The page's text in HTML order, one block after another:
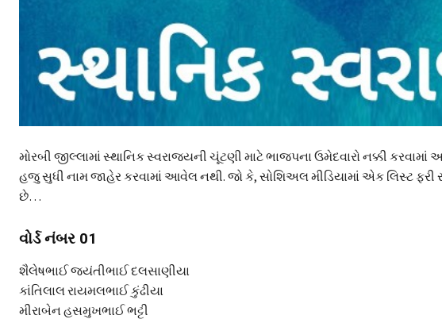
મોરબી જીલ્લામાં સ્થાનિક સ્વરાજ્યની ચૂંટણી માટે ભાજપના ઉમેદવારો નક્કી કરવામાં
હજુ સુધી નામ જાહેર કરવામાં આવેલ નથી. જો કે, સોશિઅલ મીડિયામાં એક લિસ્ટ ફરી
છે…
વોર્ડ નંબર 01
શૈલેષભાઈ જયંતીભાઈ દલસાણીયા
કાંતિલાલ રાયમલભાઈ કુંઢીયા
મીરાબેન હસમુખભાઈ ભટ્ટી